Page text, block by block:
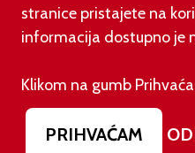
Footer menu
O nama Impressum
stranice pristajete na
informacija dostupno je
Klikom na gumb
PRIHVAĆAM